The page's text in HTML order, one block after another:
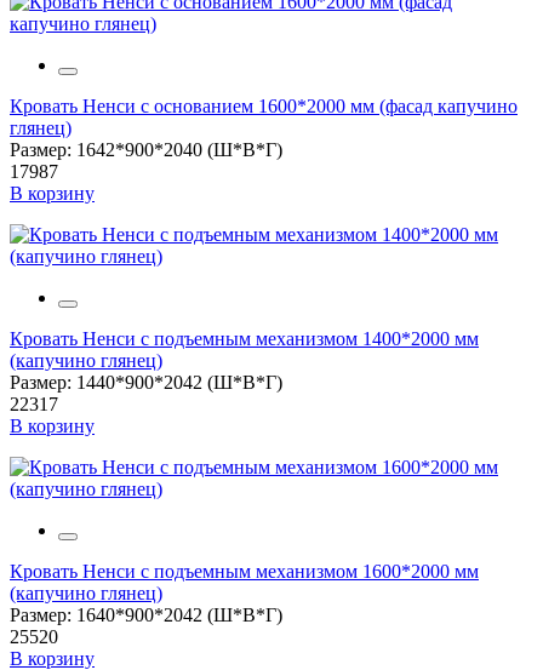
Кровать Ненси с основанием 1600*2000 мм (фасад капучино
глянец)
Размер: 1642*900*2040 (Ш*В*Г)
17987
В корзину
Кровать Ненси с подъемным механизмом 1400*2000 мм
(капучино глянец)
Размер: 1440*900*2042 (Ш*В*Г)
22317
В корзину
Кровать Ненси с подъемным механизмом 1600*2000 мм
(капучино глянец)
Размер: 1640*900*2042 (Ш*В*Г)
25520
В корзину